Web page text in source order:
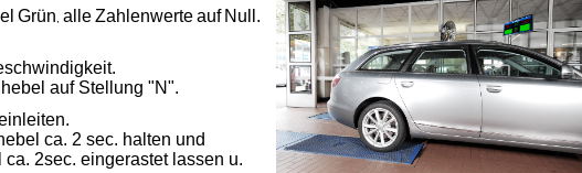
Grün alleZahlenwerteauf Null.
auf Stellung "N".
ca. 2 sec. halten und
2sec. eingerastet lassen u.